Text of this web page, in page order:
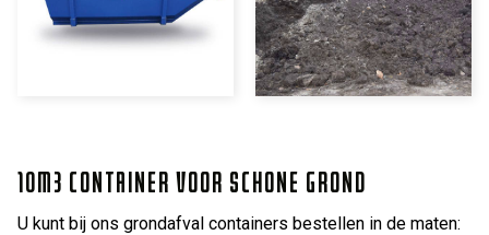
10M3 CONTAINER VOOR SCHONE GROND
U kunt bij ons grondafval containers bestellen in de maten: